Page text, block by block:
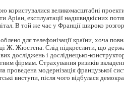
користувалися великомасштабні
Аріан, експлуатації надшвидкісних
В той же час у Франції широко
для телефонізації країни, хоча
Ж. Жюстена. Слід підкреслити, що
досліджень і досліднецько-
фірмам. Страхування ризиків
проведена модернізація французької
виступи, після чого відбулася